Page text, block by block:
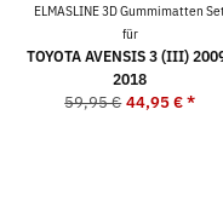
ELMASLINE 3D Gummimatten
für
TOYOTA AVENSIS 3 (III)
2018
59,95 € 44,95 €*